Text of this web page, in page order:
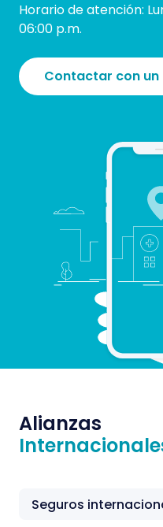
Horario de atención:
06:00 p.m.
Contactar con un
Alianzas
Seguros